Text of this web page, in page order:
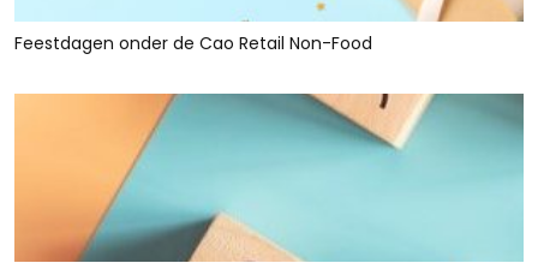
Feestdagen onder de Cao Retail Non-Food